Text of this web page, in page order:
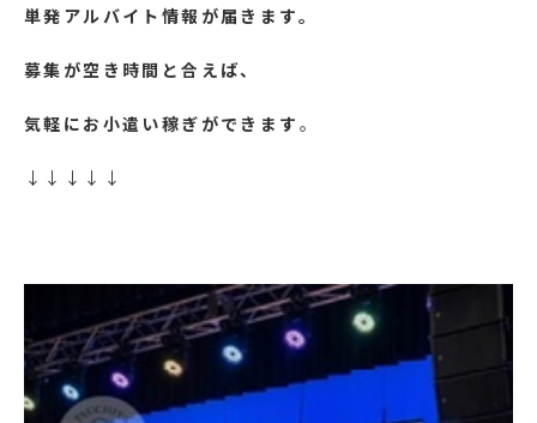
単発アルバイト情報が届きます。
募集が空き時間と合えば、
気軽にお小遣い稼ぎができます 。
↓↓↓↓↓